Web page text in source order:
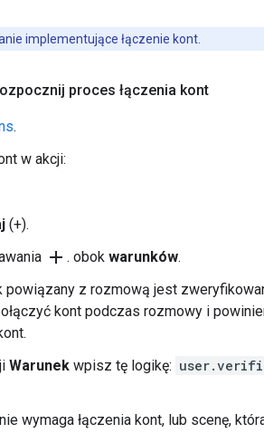
implementujące łączenie kont.
proces łączenia kont
.
w akcji:
(+).
add . obok warunków.
powiązany z rozmową jest
kont podczas rozmowy i
Warunek wpisz tę logikę:
wymaga łączenia kont, lub scenę,